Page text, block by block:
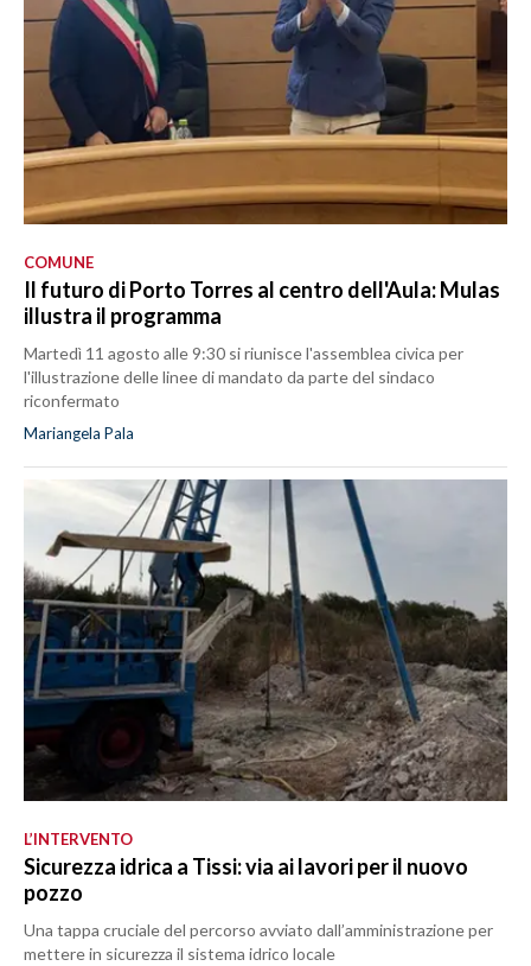
COMUNE
Il futuro di Porto Torres al centro dell'Aula: Mulas
illustra il programma
Martedì 11 agosto alle 9:30 si riunisce l'assemblea civica per
l'illustrazione delle linee di mandato da parte del sindaco
riconfermato
Mariangela Pala
L’INTERVENTO
Sicurezza idrica a Tissi: via ai lavori per il nuovo
pozzo
Una tappa cruciale del percorso avviato dall’amministrazione per
mettere in sicurezza il sistema idrico locale